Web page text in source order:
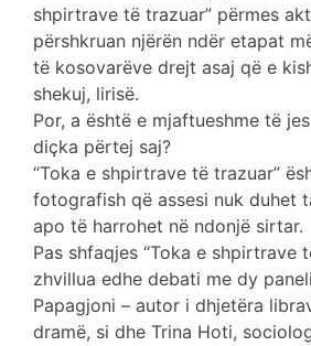
shpirtrave të trazuar” përmes
përshkruan njërën ndër etapat
të kosovarëve drejt asaj që e
shekuj, lirisë.
Por, a është e mjaftueshme të
diçka përtej saj?
“Toka e shpirtrave të trazuar”
fotografish që assesi nuk duhet
apo të harrohet në ndonjë sirtar.
Pas shfaqjes “Toka e shpirtrave
zhvillua edhe debati me dy
Papagjoni – autor i dhjetëra
dramë, si dhe Trina Hoti,